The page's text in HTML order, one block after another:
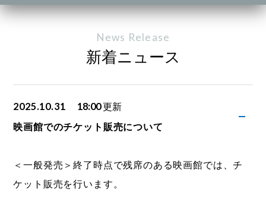
News Release
新着ニュース
2025.10.31 18:00更新
映画館でのチケット販売について
＜一般発売＞終了時点で残席のある映画館では、チ
ケット販売を行います。